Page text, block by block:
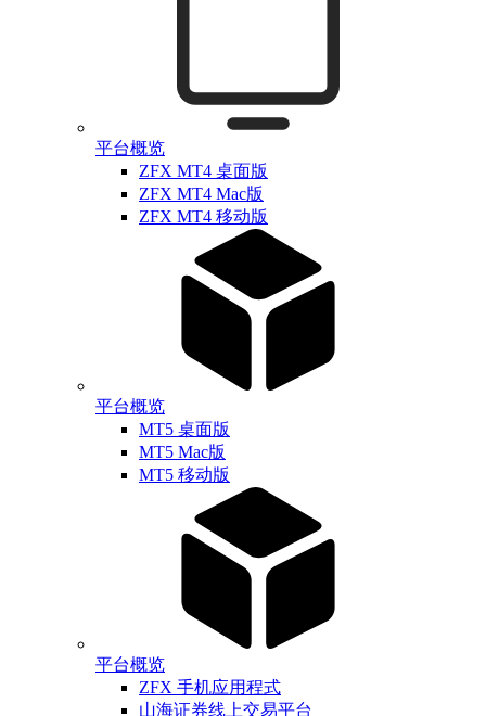
平台概览
ZFX MT4 桌面版
ZFX MT4 Mac版
ZFX MT4 移动版
平台概览
MT5 桌面版
MT5 Mac版
MT5 移动版
平台概览
ZFX 手机应用程式
山海证券线上交易平台